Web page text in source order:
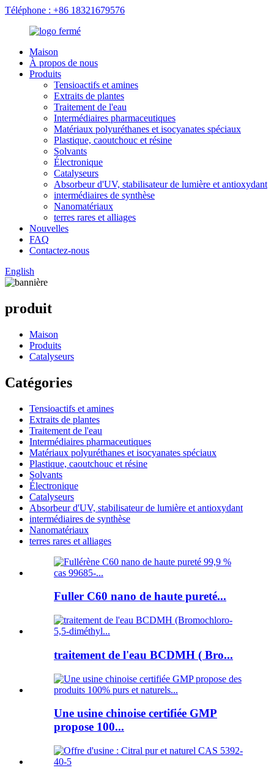
Téléphone : +86 18321679576
Maison
À propos de nous
Produits
Tensioactifs et amines
Extraits de plantes
Traitement de l'eau
Intermédiaires pharmaceutiques
Matériaux polyuréthanes et isocyanates spéciaux
Plastique, caoutchouc et résine
Solvants
Électronique
Catalyseurs
Absorbeur d'UV, stabilisateur de lumière et antioxydant
intermédiaires de synthèse
Nanomatériaux
terres rares et alliages
Nouvelles
FAQ
Contactez-nous
English
produit
Maison
Produits
Catalyseurs
Catégories
Tensioactifs et amines
Extraits de plantes
Traitement de l'eau
Intermédiaires pharmaceutiques
Matériaux polyuréthanes et isocyanates spéciaux
Plastique, caoutchouc et résine
Solvants
Électronique
Catalyseurs
Absorbeur d'UV, stabilisateur de lumière et antioxydant
intermédiaires de synthèse
Nanomatériaux
terres rares et alliages
Fuller C60 nano de haute pureté...
traitement de l'eau BCDMH ( Bro...
Une usine chinoise certifiée GMP
propose 100...